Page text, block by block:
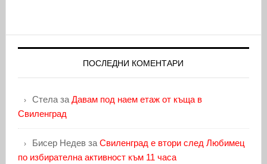
ПОСЛЕДНИ КОМЕНТАРИ
Стелаза Давам под наем етаж от къща в
Свиленград
Бисер Недевза Свиленград е втори след Любимец
по избирателна активност към 11 часа